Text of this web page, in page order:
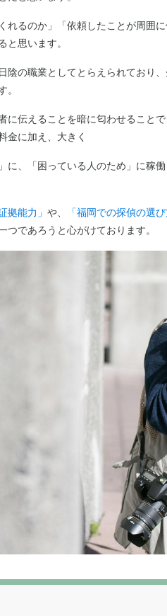
れるのか」「依頼したことが周囲
と思います。
陰の職業としてとらえられており
。
に伝えることを暗に匂わせること
金に加え、大きく
に、「困っている人のため」に稼
拠能力」 や、 「福岡での探偵の選び
つであろうと心がけております。